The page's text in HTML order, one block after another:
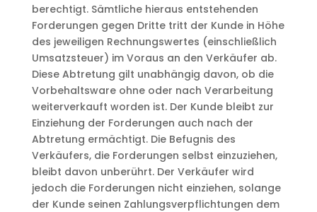
berechtigt. Sämtliche hieraus entstehenden
Forderungen gegen Dritte tritt der Kunde in Höhe
des jeweiligen Rechnungswertes (einschließlich
Umsatzsteuer) im Voraus an den Verkäufer ab.
Diese Abtretung gilt unabhängig davon, ob die
Vorbehaltsware ohne oder nach Verarbeitung
weiterverkauft worden ist. Der Kunde bleibt zur
Einziehung der Forderungen auch nach der
Abtretung ermächtigt. Die Befugnis des
Verkäufers, die Forderungen selbst einzuziehen,
bleibt davon unberührt. Der Verkäufer wird
jedoch die Forderungen nicht einziehen, solange
der Kunde seinen Zahlungsverpflichtungen dem